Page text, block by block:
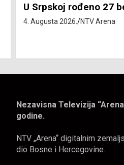
Isključenja vode –
avgust
Nezavisna Televizija
godine.
NTV „Arena“ digitalnim
dio Bosne i Hercegovine.